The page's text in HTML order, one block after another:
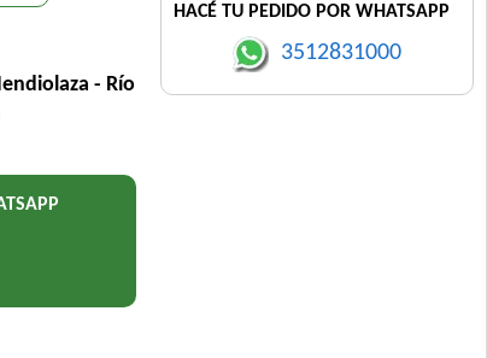
- Río
HACÉ TU PEDIDO POR WHATSAPP
3512831000